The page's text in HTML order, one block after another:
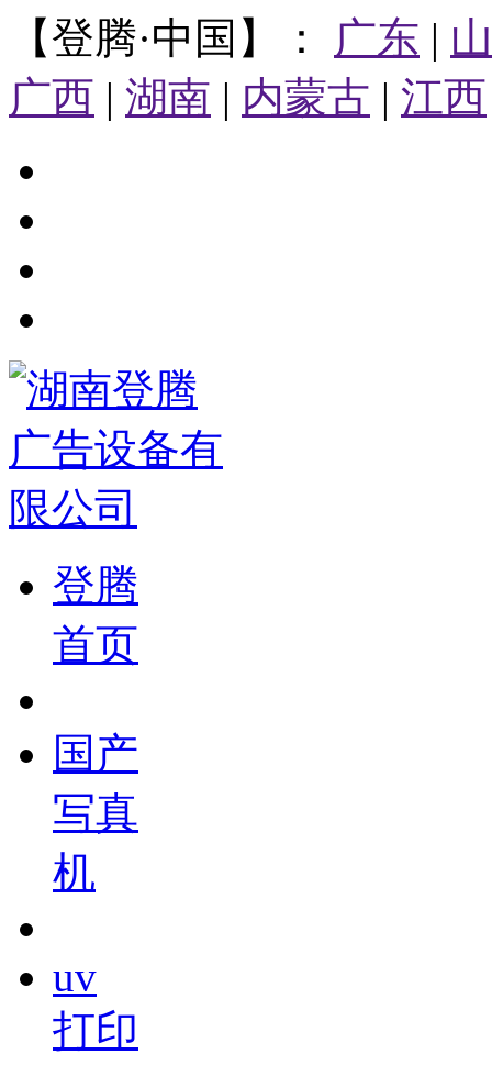
【登腾·中国】： 广东 |
广西 | 湖南 | 内蒙古 | 江西
登腾
首页
国产
写真
机
uv
打印